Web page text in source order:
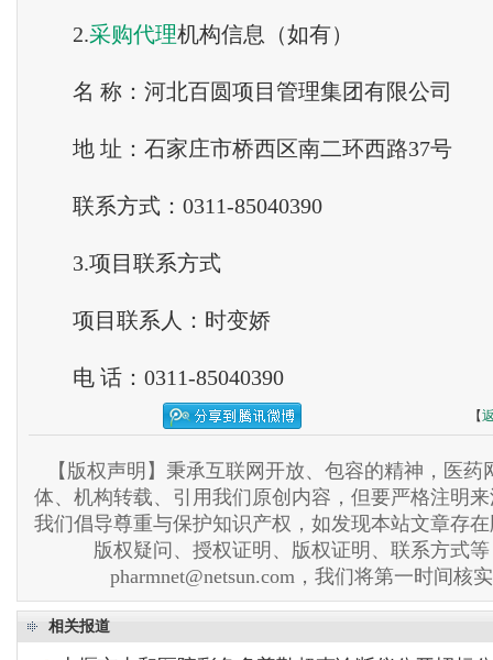
2.采购代理机构信息（如有）
名 称：河北百圆项目管理集团有限公司
地 址：石家庄市桥西区南二环西路37号
联系方式：0311-85040390
3.项目联系方式
项目联系人：时变娇
电 话：0311-85040390
【
【版权声明】秉承互联网开放、包容的精神，医药
体、机构转载、引用我们原创内容，但要严格注明
我们倡导尊重与保护知识产权，如发现本站文章存
版权疑问、授权证明、版权证明、联系方式
pharmnet@netsun.com，我们将第一时间核
相关报道